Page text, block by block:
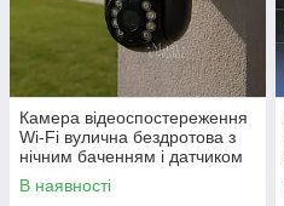
Камера відеоспостереження
Wi-Fi вулична бездротова з
нічним баченням і датчиком
руху, A8B-4MP-D1-
Black/Whitе
В наявності